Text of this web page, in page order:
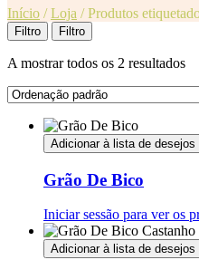
Início /Loja /Produtos
Filtro Filtro
A mostrar todos os 2 resultados
Adicionar à lista de desejos
Grão De Bico
Iniciar sessão para ver os
Adicionar à lista de desejos